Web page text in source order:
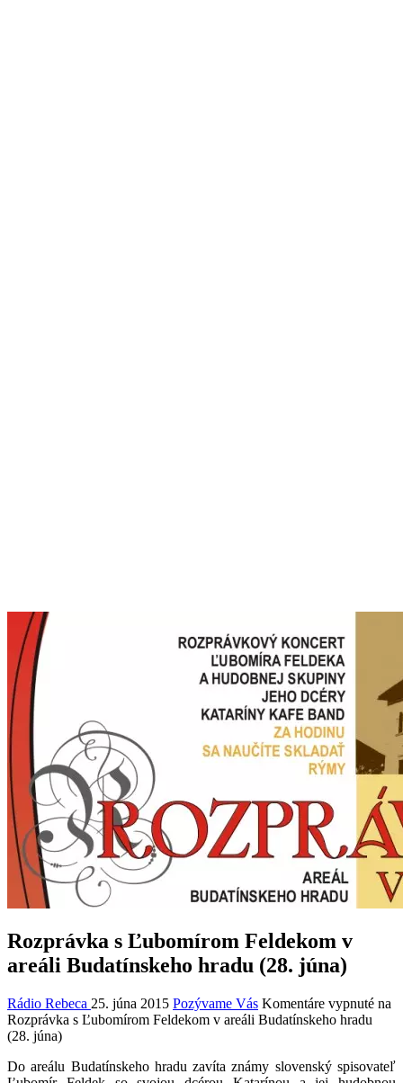
Rozprávka s Ľubomírom Feldekom v
areáli Budatínskeho hradu (28. júna)
Rádio Rebeca 25. júna 2015 Pozývame Vás Komentáre vypnuté na
Rozprávka s Ľubomírom Feldekom v areáli Budatínskeho hradu
(28. júna)
Do areálu Budatínskeho hradu zavíta známy slovenský spisovateľ